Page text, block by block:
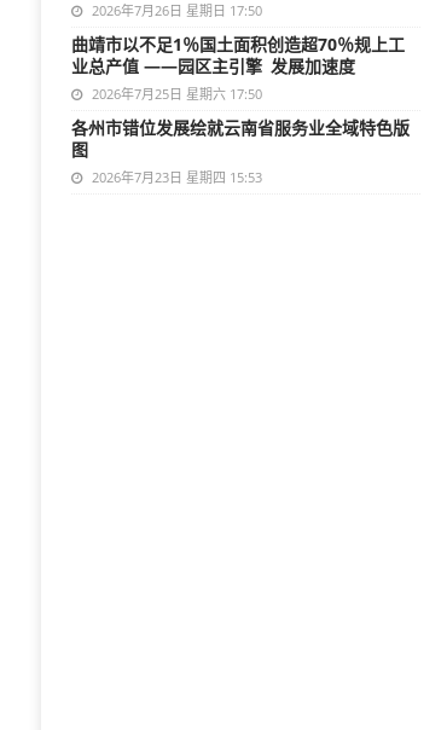
2026年7月26日 星期日 17:50
曲靖市以不足1％国土面积创造超70％规上工
业总产值 ——园区主引擎 发展加速度
2026年7月25日 星期六 17:50
各州市错位发展绘就云南省服务业全域特色版
图
2026年7月23日 星期四 15:53